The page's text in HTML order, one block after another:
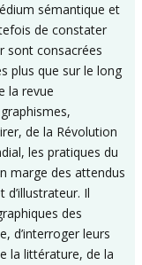
sémantique et
de constater
sont consacrées
plus que sur le long
la revue
de la Révolution
les pratiques du
marge des attendus
d’illustrateur. Il
des
d’interroger leurs
la littérature, de la